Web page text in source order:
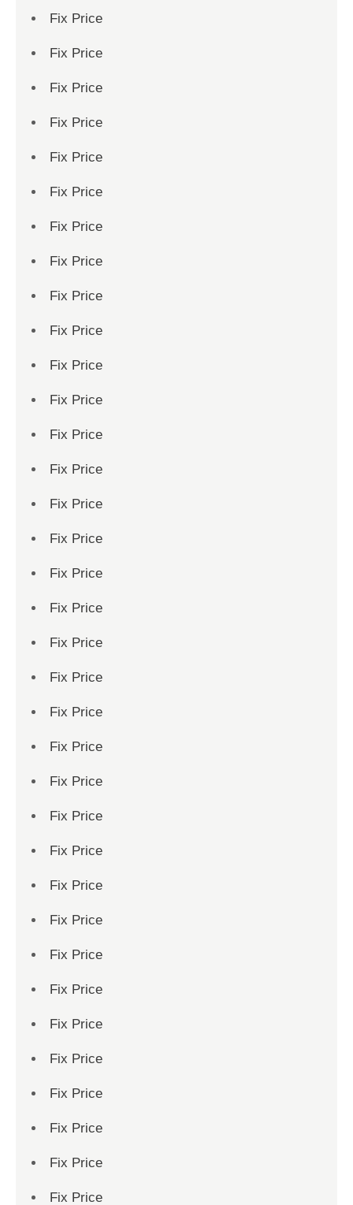
Fix Price
Fix Price
Fix Price
Fix Price
Fix Price
Fix Price
Fix Price
Fix Price
Fix Price
Fix Price
Fix Price
Fix Price
Fix Price
Fix Price
Fix Price
Fix Price
Fix Price
Fix Price
Fix Price
Fix Price
Fix Price
Fix Price
Fix Price
Fix Price
Fix Price
Fix Price
Fix Price
Fix Price
Fix Price
Fix Price
Fix Price
Fix Price
Fix Price
Fix Price
Fix Price